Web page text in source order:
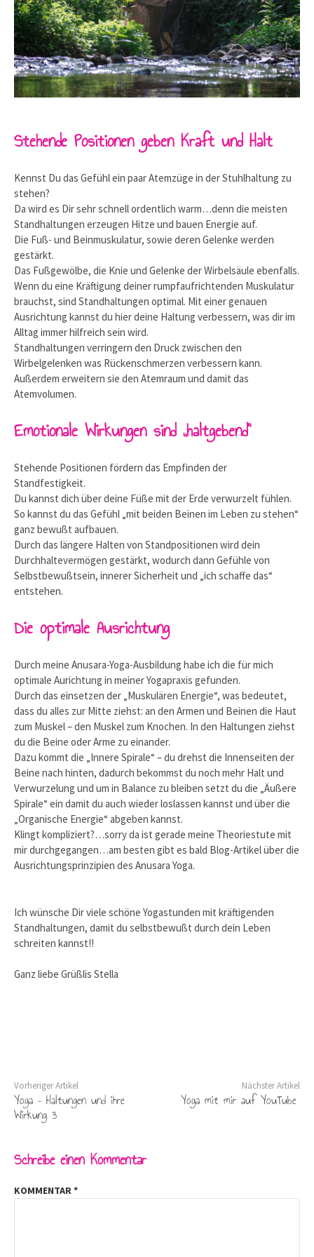
Stehende Positionen geben Kraft und Halt
Kennst Du das Gefühl ein paar Atemzüge in der Stuhlhaltung zu
stehen?
Da wird es Dir sehr schnell ordentlich warm…denn die meisten
Standhaltungen erzeugen Hitze und bauen Energie auf.
Die Fuß- und Beinmuskulatur, sowie deren Gelenke werden
gestärkt.
Das Fußgewölbe, die Knie und Gelenke der Wirbelsäule ebenfalls.
Wenn du eine Kräftigung deiner rumpfaufrichtenden Muskulatur
brauchst, sind Standhaltungen optimal. Mit einer genauen
Ausrichtung kannst du hier deine Haltung verbessern, was dir im
Alltag immer hilfreich sein wird.
Standhaltungen verringern den Druck zwischen den
Wirbelgelenken was Rückenschmerzen verbessern kann.
Außerdem erweitern sie den Atemraum und damit das
Atemvolumen.
Emotionale Wirkungen sind „haltgebend“
Stehende Positionen fördern das Empfinden der
Standfestigkeit.
Du kannst dich über deine Füße mit der Erde verwurzelt fühlen.
So kannst du das Gefühl „mit beiden Beinen im Leben zu stehen“
ganz bewußt aufbauen.
Durch das längere Halten von Standpositionen wird dein
Durchhaltevermögen gestärkt, wodurch dann Gefühle von
Selbstbewußtsein, innerer Sicherheit und „ich schaffe das“
entstehen.
Die optimale Ausrichtung
Durch meine Anusara-Yoga-Ausbildung habe ich die für mich
optimale Aurichtung in meiner Yogapraxis gefunden.
Durch das einsetzen der „Muskulären Energie“, was bedeutet,
dass du alles zur Mitte ziehst: an den Armen und Beinen die Haut
zum Muskel – den Muskel zum Knochen. In den Haltungen ziehst
du die Beine oder Arme zu einander.
Dazu kommt die „Innere Spirale“ – du drehst die Innenseiten der
Beine nach hinten, dadurch bekommst du noch mehr Halt und
Verwurzelung und um in Balance zu bleiben setzt du die „Äußere
Spirale“ ein damit du auch wieder loslassen kannst und über die
„Organische Energie“ abgeben kannst.
Klingt kompliziert?…sorry da ist gerade meine Theoriestute mit
mir durchgegangen…am besten gibt es bald Blog-Artikel über die
Ausrichtungsprinzipien des Anusara Yoga.
Ich wünsche Dir viele schöne Yogastunden mit kräftigenden
Standhaltungen, damit du selbstbewußt durch dein Leben
schreiten kannst!!
Ganz liebe Grüßlis Stella
Vorheriger Artikel
Yoga – Haltungen und ihre
Wirkung 3
Nächster Artikel
Yoga mit mir auf YouTube
Schreibe einen Kommentar
KOMMENTAR*